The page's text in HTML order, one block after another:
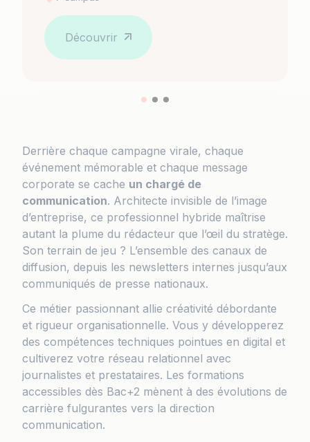
Derrière chaque campagne virale, chaque
événement mémorable et chaque message
corporate se cache un chargé de
communication. Architecte invisible de l’image
d’entreprise, ce professionnel hybride maîtrise
autant la plume du rédacteur que l’œil du stratège.
Son terrain de jeu ? L’ensemble des canaux de
diffusion, depuis les newsletters internes jusqu’aux
communiqués de presse nationaux.
Ce métier passionnant allie créativité débordante
et rigueur organisationnelle. Vous y développerez
des compétences techniques pointues en digital et
cultiverez votre réseau relationnel avec
journalistes et prestataires. Les formations
accessibles dès Bac+2 mènent à des évolutions de
carrière fulgurantes vers la direction
communication.
Découvrir